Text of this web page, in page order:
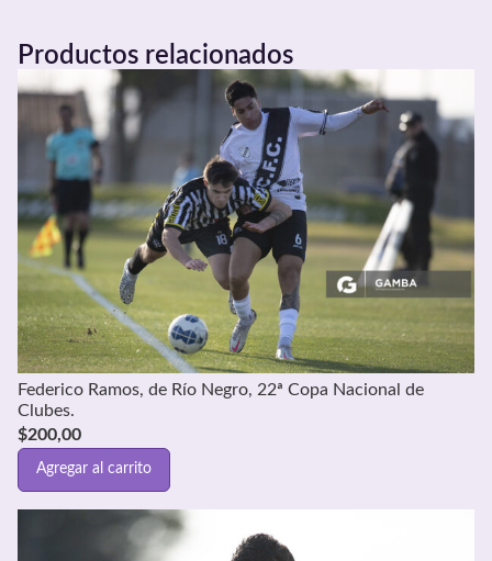
Productos relacionados
Federico Ramos, de Río Negro, 22ª Copa Nacional de
Clubes.
$200,00
Agregar al carrito